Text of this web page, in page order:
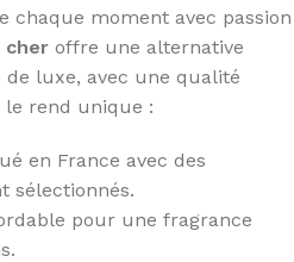
chaque moment avec passion
cher offre une alternative
luxe, avec une qualité
le rend unique :
en France avec des
sélectionnés.
pour une fragrance